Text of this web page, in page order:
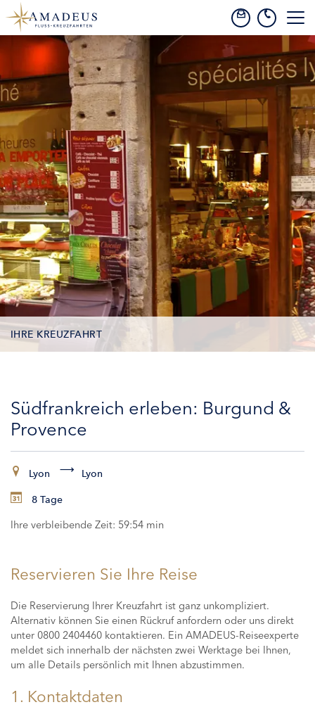
IHRE KREUZFAHRT
KABINEN
Südfrankreich erleben: Burgund &
Provence
Lyon Lyon
8 Tage
Ihre verbleibende Zeit: 59:53 min
Reservieren Sie Ihre Reise
Die Reservierung Ihrer Kreuzfahrt ist ganz unkompliziert.
Alternativ können Sie einen Rückruf anfordern oder uns direkt
unter 0800 2404460 kontaktieren. Ein AMADEUS-Reiseexperte
meldet sich innerhalb der nächsten zwei Werktage bei Ihnen,
um alle Details persönlich mit Ihnen abzustimmen.
1. Kontaktdaten